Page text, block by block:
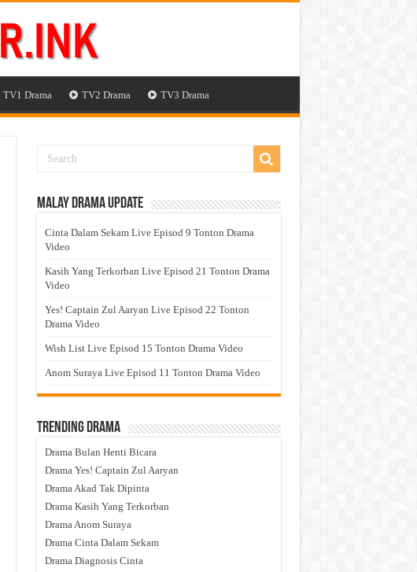
TV1 Drama TV2 Drama TV3 Drama
Malay Drama Update
Cinta Dalam Sekam Live Episod 9 Tonton Drama
Video
Kasih Yang Terkorban Live Episod 21 Tonton Drama
Video
Yes! Captain Zul Aaryan Live Episod 22 Tonton
Drama Video
Wish List Live Episod 15 Tonton Drama Video
Anom Suraya Live Episod 11 Tonton Drama Video
Trending Drama
Drama Bulan Henti Bicara
Drama Yes! Captain Zul Aaryan
Drama Akad Tak Dipinta
Drama Kasih Yang Terkorban
Drama Anom Suraya
Drama Cinta Dalam Sekam
Drama Diagnosis Cinta